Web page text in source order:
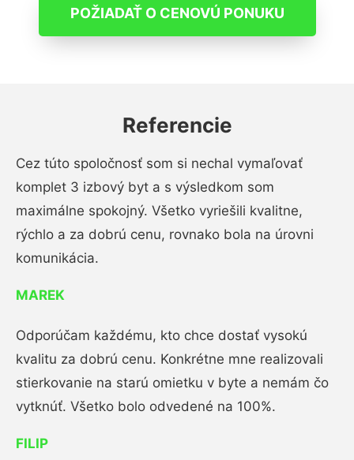
POŽIADAŤ O CENOVÚ PONUKU
Referencie
Cez túto spoločnosť som si nechal vymaľovať
komplet 3 izbový byt a s výsledkom som
maximálne spokojný. Všetko vyriešili kvalitne,
rýchlo a za dobrú cenu, rovnako bola na úrovni
komunikácia.
MAREK
Odporúčam každému, kto chce dostať vysokú
kvalitu za dobrú cenu. Konkrétne mne realizovali
stierkovanie na starú omietku v byte a nemám čo
vytknúť. Všetko bolo odvedené na 100%.
FILIP